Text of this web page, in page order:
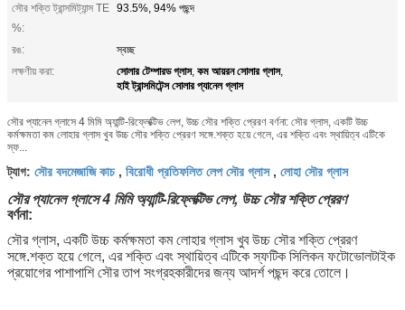
সৌর শক্তি ট্রান্সমিট্যান্স TE
%:
93.5%, 94% পছন্দ
রঙ:
স্বচ্ছ
লক্ষণীয় করা:
সোলার টেম্পারড গ্লাস, কম আয়রন সোলার গ্লাস,
হাই ট্রান্সমিটেন্স সোলার প্যানেল গ্লাস
সৌর প্যানেল গ্লাসে 4 মিমি অ্যান্টি-রিফ্লেক্টিভ লেপ, উচ্চ সৌর শক্তি প্রেরণ বর্ণনা: সৌর গ্লাস, একটি উচ্চ
কর্মক্ষমতা কম লোহার গ্লাস খুব উচ্চ সৌর শক্তি প্রেরণ সঙ্গে.শক্ত হয়ে গেলে, এর শক্তি এবং স্থায়িত্ব এটিকে
স্ফ...
ট্যাগ: সৌর বদমেজাজি কাচ, বিরোধী প্রতিফলিত লেপ সৌর গ্লাস, লোহা সৌর গ্লাস
সৌর প্যানেল গ্লাসে 4 মিমি অ্যান্টি-রিফ্লেক্টিভ লেপ, উচ্চ সৌর শক্তি প্রেরণ
বর্ণনা:
সৌর গ্লাস, একটি উচ্চ কর্মক্ষমতা কম লোহার গ্লাস খুব উচ্চ সৌর শক্তি প্রেরণ
সঙ্গে.শক্ত হয়ে গেলে, এর শক্তি এবং স্থায়িত্ব এটিকে স্ফটিক সিলিকন ফটোভোলটাইক
প্রয়োগের পাশাপাশি সৌর তাপ সংগ্রহকারীদের জন্য আদর্শ পছন্দ করে তোলে।